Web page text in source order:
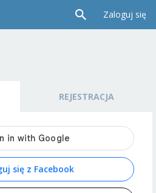
Zaloguj się
REJESTRACJA
się z Facebook